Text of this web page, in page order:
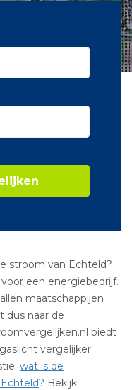
stroom van Echteld?
een energiebedrijf.
maatschappijen
dus naar de
biedt
vergelijker
wat is de
? Bekijk